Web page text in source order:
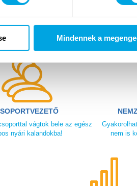
Mindennek a
vágtok bele az egész
nyári kalandokba!
nem is